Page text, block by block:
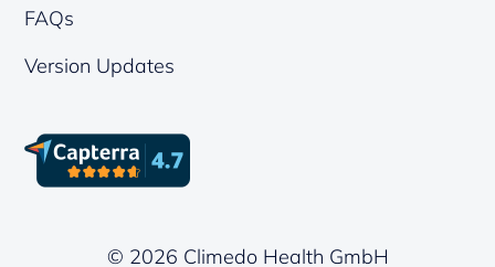
FAQs
Version Updates
© 2026 Climedo Health GmbH